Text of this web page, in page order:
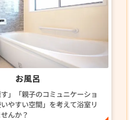
お風呂
す」「親子のコミュニケーショ
やすい空間」を考えて浴室リ
んか？